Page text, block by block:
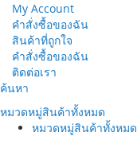
My Account
คำสั่งซื้อของฉัน
สินค้าที่ถูกใจ
คำสั่งซื้อของฉัน
ติดต่อเรา
ข้าม
ที่
เนื้อหา
ค้นหา
หมวดหมู่สินค้าทั้งหมด
หมวดหมู่สินค้าทั้งหมด